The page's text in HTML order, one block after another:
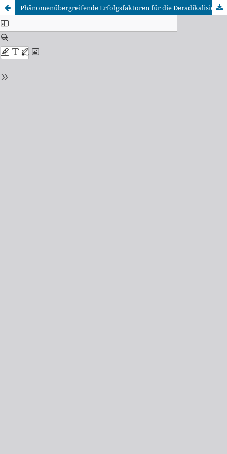
Phänomenübergreifende Erfolgsfaktoren für die Deradikalisierung rechtsextremistischer und ‚islamistisch‘ konturierter Haltungen